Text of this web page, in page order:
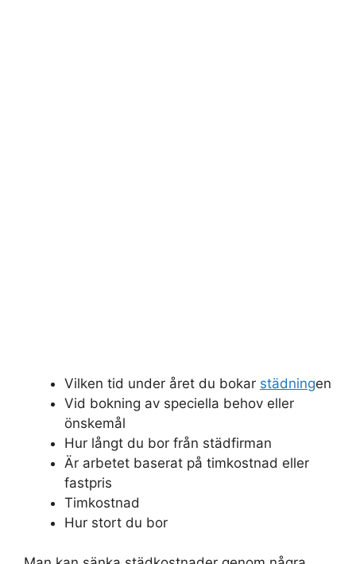
Vilken tid under året du bokar städningen
Vid bokning av speciella behov eller
önskemål
Hur långt du bor från städfirman
Är arbetet baserat på timkostnad eller
fastpris
Timkostnad
Hur stort du bor